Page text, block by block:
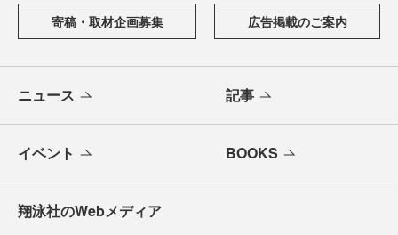
寄稿・取材企画募集 広告掲載のご案内
ニュース 記事
イベント BOOKS
翔泳社のWebメディア